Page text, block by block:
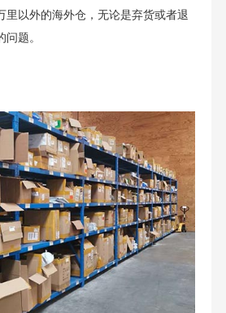
里以外的海外仓，无论是弃货或者退
题。